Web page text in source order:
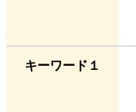
キーワード１